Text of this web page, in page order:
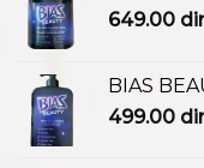
649.00
BIAS
499.00